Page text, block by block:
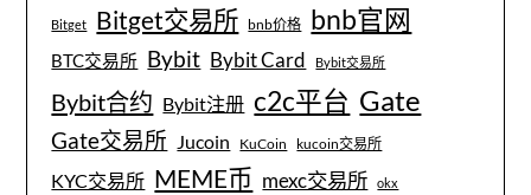
Bitget Bitget交易所 bnb价格 bnb官网
BTC交易所 Bybit Bybit Card Bybit交易所
Bybit合约 Bybit注册 c2c平台 Gate
Gate交易所 Jucoin KuCoin kucoin交易所
KYC交易所 MEME币 mexc交易所 okx